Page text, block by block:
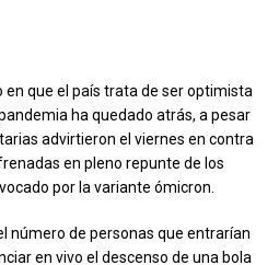
que el país trata de ser optimista
ha quedado atrás, a pesar
advirtieron el viernes en contra
en pleno repunte de los
por la variante ómicron.
número de personas que entrarían
en vivo el descenso de una bola